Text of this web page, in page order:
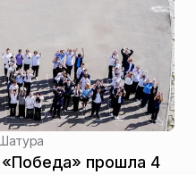
«Победа» прошла 4